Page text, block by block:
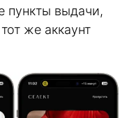
пункты выдачи,
же аккаунт